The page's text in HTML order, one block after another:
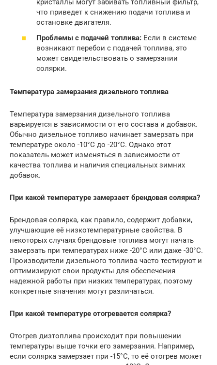
кристаллы могут забивать топливный фильтр,
что приведет к снижению подачи топлива и
остановке двигателя.
Проблемы с подачей топлива: Если в системе
возникают перебои с подачей топлива, это
может свидетельствовать о замерзании
солярки.
Температура замерзания дизельного топлива
Температура замерзания дизельного топлива
варьируется в зависимости от его состава и добавок.
Обычно дизельное топливо начинает замерзать при
температуре около -10°C до -20°C. Однако этот
показатель может изменяться в зависимости от
качества топлива и наличия специальных зимних
добавок.
При какой температуре замерзает брендовая солярка?
Брендовая солярка, как правило, содержит добавки,
улучшающие её низкотемпературные свойства. В
некоторых случаях брендовые топлива могут начать
замерзать при температурах ниже -20°C или даже -30°C.
Производители дизельного топлива часто тестируют и
оптимизируют свои продукты для обеспечения
надежной работы при низких температурах, поэтому
конкретные значения могут различаться.
При какой температуре отогревается солярка?
Отогрев дизтоплива происходит при повышении
температуры выше точки его замерзания. Например,
если солярка замерзает при -15°C, то её отогрев может